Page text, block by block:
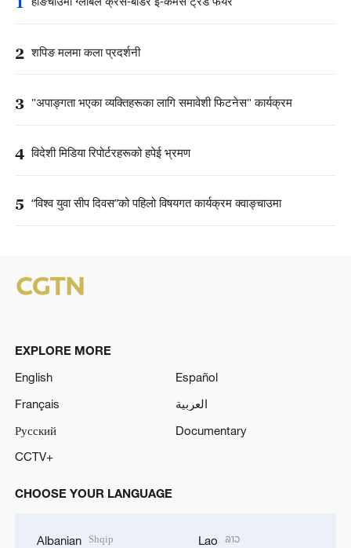
2 शपिङ मलमा कला प्रदर्शनी
3 "अपाङ्गता भएका व्यक्तिहरूका लागि समावेशी फिटनेस" कार्यक्रम
4 विदेशी मिडिया रिपोर्टरहरूको हपेई भ्रमण
5 “विश्व युवा सीप दिवस”को पहिलो विषयगत कार्यक्रम क्वाङ्चाउमा
EXPLORE MORE
English
Español
Français
العربية
Русский
Documentary
CCTV+
CHOOSE YOUR LANGUAGE
Albanian Shqip Lao ລາວ